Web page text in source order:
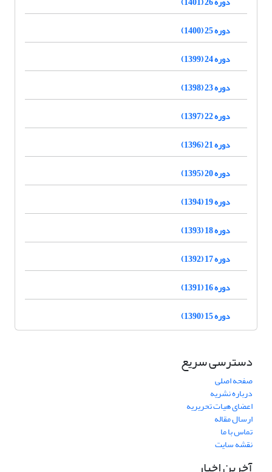
دوره 25 (1400)
دوره 24 (1399)
دوره 23 (1398)
دوره 22 (1397)
دوره 21 (1396)
دوره 20 (1395)
دوره 19 (1394)
دوره 18 (1393)
دوره 17 (1392)
دوره 16 (1391)
دوره 15 (1390)
دسترسی سریع
صفحه اصلی
درباره نشریه
اعضای هیات تحریریه
ارسال مقاله
تماس با ما
نقشه سایت